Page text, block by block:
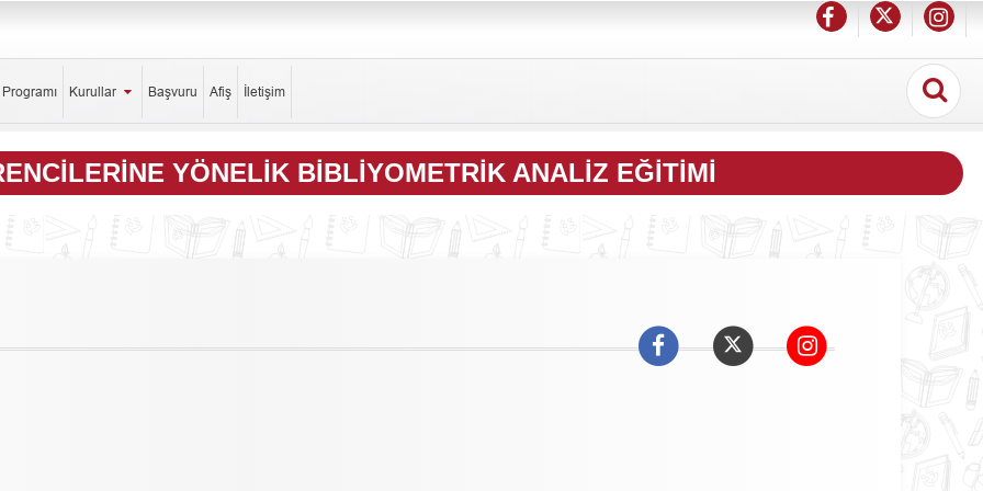
Kurullar Başvuru Afiş İletişim
YÖNELIK BIBLIYOMETRIK ANALIZ EĞITIMI